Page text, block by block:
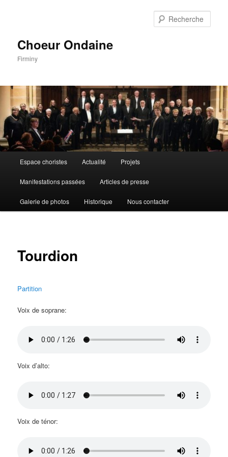
Choeur Ondaine
Firminy
principal
Espace choristes Actualité Projets
Manifestations passées Articles de presse
Galerie de photos Historique Nous contacter
Tourdion
Partition
Voix de soprane:
Voix d’alto:
Voix de ténor: